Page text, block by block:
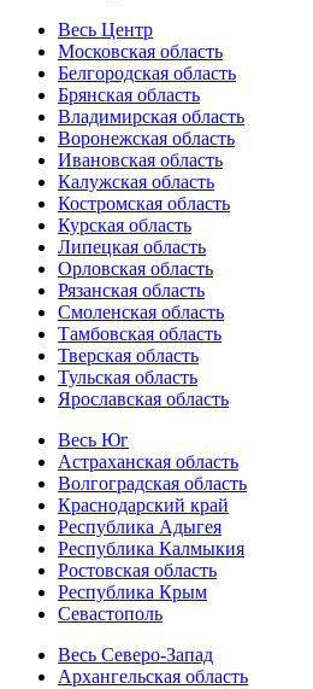
Весь Центр
Московская область
Белгородская область
Брянская область
Владимирская область
Воронежская область
Ивановская область
Калужская область
Костромская область
Курская область
Липецкая область
Орловская область
Рязанская область
Смоленская область
Тамбовская область
Тверская область
Тульская область
Ярославская область
Весь Юг
Астраханская область
Волгоградская область
Краснодарский край
Республика Адыгея
Республика Калмыкия
Ростовская область
Республика Крым
Севастополь
Весь Северо-Запад
Архангельская область